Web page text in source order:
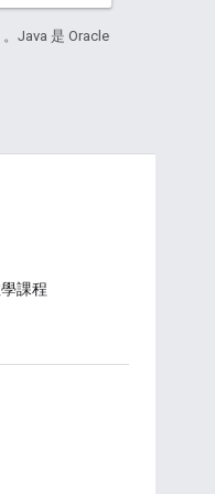
。Java 是 Oracle
課程